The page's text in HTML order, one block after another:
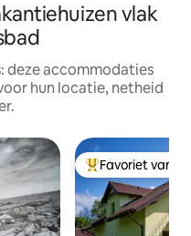
vlak
deze accommodaties
hun locatie, netheid
Topfavoriet van
Favoriet van